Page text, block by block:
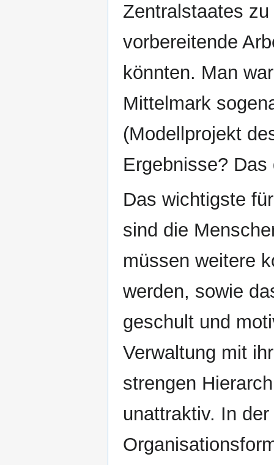
Zentralstaates
vorbereitende
könnten. Man
Mittelmark
(Modellprojekt
Ergebnisse?
Das wichtigste
sind die
müssen weitere
werden, sowie
geschult und
Verwaltung mit
strengen
unattraktiv. In